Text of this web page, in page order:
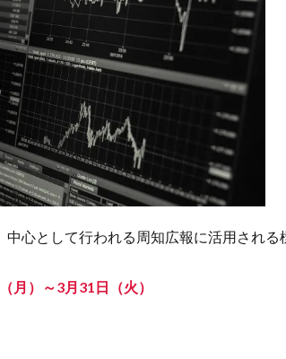
中心として行われる周知広報に活用される
月）～3月31日（火）